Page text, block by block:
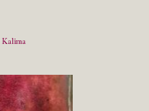
Kalima